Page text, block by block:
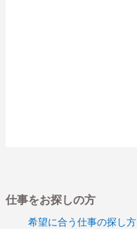
仕事をお探しの方
希望に合う仕事の探し方